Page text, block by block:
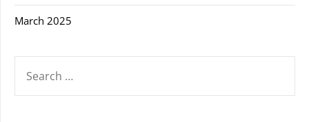
March 2025
FOR: